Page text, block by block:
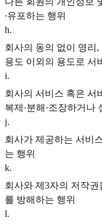
∙유포하는 행위
h.
회사의 동의 없이 영리
용도 이외의 용도로 서
i.
회사의 서비스 혹은 서
복제·분해·조장하거나
j.
회사가 제공하는 서비
는 행위
k.
회사와 제3자의 저작
를 방해하는 행위
l.